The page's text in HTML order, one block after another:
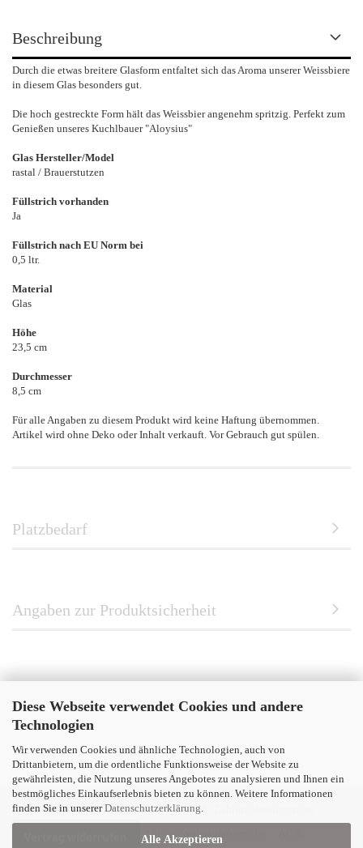
Diese Webseite verwendet Cookies und andere
Technologien
Wir verwenden Cookies und ähnliche Technologien, auch von
Drittanbietern, um die ordentliche Funktionsweise der Website zu
gewährleisten, die Nutzung unseres Angebotes zu analysieren und Ihnen ein
bestmögliches Einkaufserlebnis bieten zu können. Weitere Informationen
finden Sie in unsererDatenschutzerklärung.
Alle Akzeptieren
Beschreibung
Durch die etwas breitere Glasform entfaltet sich das Aroma unserer Weissbiere
in diesem Glas besonders gut.
Die hoch gestreckte Form hält das Weissbier angenehm spritzig. Perfekt zum
Genießen unseres Kuchlbauer "Aloysius"
Glas Hersteller/Model
rastal / Brauerstutzen
Füllstrich vorhanden
Ja
Füllstrich nach EU Norm bei
0,5 ltr.
Material
Glas
Höhe
23,5 cm
Durchmesser
8,5 cm
Für alle Angaben zu diesem Produkt wird keine Haftung übernommen.
Artikel wird ohne Deko oder Inhalt verkauft. Vor Gebrauch gut spülen.
Platzbedarf
Angaben zur Produktsicherheit
Impressum Kontakt
Versand- & Zahlungsbedingungen
Widerrufsrecht & Muster-Widerrufsformular